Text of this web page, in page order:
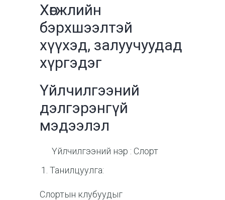
Хөгжлийн
бэрхшээлтэй
хүүхэд, залуучуудад
хүргэдэг
Үйлчилгээний
дэлгэрэнгүй
мэдээлэл
Үйлчилгээний нэр : Слорт
Танилцуулга:
Слортын клубуудыг